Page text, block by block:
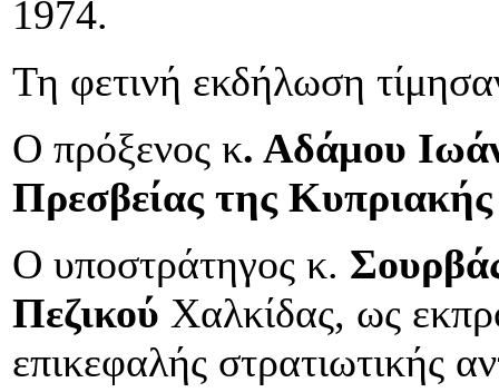
1974.
Τη φετινή εκδήλωση
Ο πρόξενος κ. Αδάμου
Πρεσβείας της
Ο υποστράτηγος κ.
Πεζικού Χαλκίδας, ως
επικεφαλής στρατιωτικής